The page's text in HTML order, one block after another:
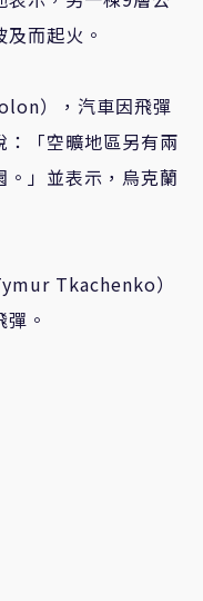
而起火。
），汽車因飛彈
「空曠地區另有兩
。」並表示，烏克蘭
Tkachenko）
。